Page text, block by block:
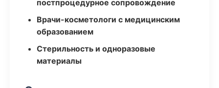
постпроцедурное сопровождение
Врачи-косметологи с медицинским
образованием
Стерильность и одноразовые
материалы